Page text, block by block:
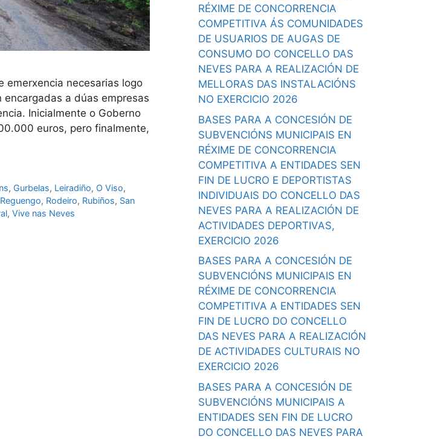
emerxencia necesarias logo
a dúas empresas
Inicialmente o Goberno
euros, pero finalmente,
, Gurbelas, Leiradiño, O Viso,
Reguengo, Rodeiro, Rubiños, San
, Vive nas Neves
RÉXIME DE CONCORRENCIA
COMPETITIVA ÁS COMUNIDADES
DE USUARIOS DE AUGAS DE
CONSUMO DO CONCELLO DAS
NEVES PARA A REALIZACIÓN DE
MELLORAS DAS INSTALACIÓNS
NO EXERCICIO 2026
BASES PARA A CONCESIÓN DE
SUBVENCIÓNS MUNICIPAIS EN
RÉXIME DE CONCORRENCIA
COMPETITIVA A ENTIDADES SEN
FIN DE LUCRO E DEPORTISTAS
INDIVIDUAIS DO CONCELLO DAS
NEVES PARA A REALIZACIÓN DE
ACTIVIDADES DEPORTIVAS,
EXERCICIO 2026
BASES PARA A CONCESIÓN DE
SUBVENCIÓNS MUNICIPAIS EN
RÉXIME DE CONCORRENCIA
COMPETITIVA A ENTIDADES SEN
FIN DE LUCRO DO CONCELLO
DAS NEVES PARA A REALIZACIÓN
DE ACTIVIDADES CULTURAIS NO
EXERCICIO 2026
BASES PARA A CONCESIÓN DE
SUBVENCIÓNS MUNICIPAIS A
ENTIDADES SEN FIN DE LUCRO
DO CONCELLO DAS NEVES PARA